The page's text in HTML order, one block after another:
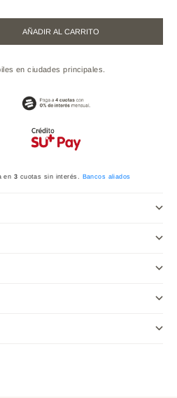
AÑADIR AL CARRITO
en ciudades principales.
en 3 cuotas sin interés. Bancos aliados